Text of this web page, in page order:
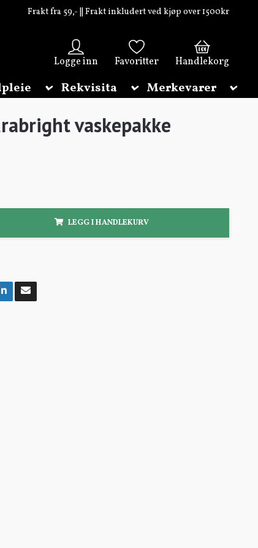
Frakt fra 59,- || Frakt inkludert ved kjøp over 1500kr
Logge inn Favoritter
0
Handlekorg
Rekvisita Merkevarer
vaskepakke
LEGG I HANDLEKURV